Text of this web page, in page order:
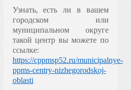
Узнать, есть ли в вашем
городском или
муниципальном округе
такой центр вы можете по
ссылке:
https://cppmsp52.ru/municipalnye-
ppms-centry-nizhegorodskoj-
oblasti